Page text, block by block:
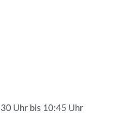
Uhr bis 10:45 Uhr